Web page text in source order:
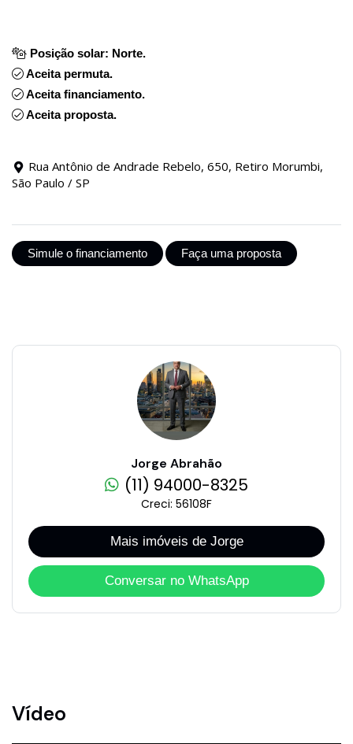
Posição solar: Norte.
Aceita permuta.
Aceita financiamento.
Aceita proposta.
Rua Antônio de Andrade Rebelo, 650, Retiro Morumbi,
São Paulo / SP
Simule o financiamento Faça uma proposta
Jorge Abrahão
(11) 94000-8325
Creci: 56108F
Mais imóveis de Jorge
Conversar no WhatsApp
Vídeo